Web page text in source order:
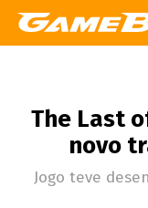
The Last
novo
Jogo teve